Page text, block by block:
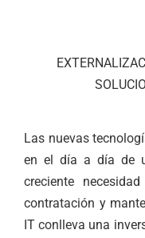
Las nuevas
en el día a día de
creciente
contratación y
IT conlleva una